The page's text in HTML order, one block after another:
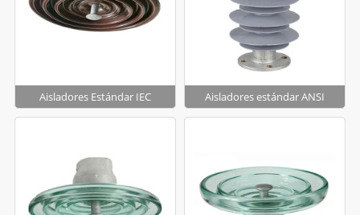
Aisladores Estándar IEC Aisladores estándar ANSI